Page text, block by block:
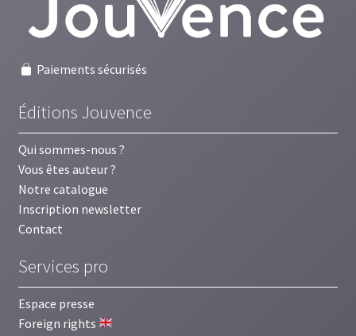
Paiements sécurisés
Éditions Jouvence
Qui sommes-nous ?
Vous êtes auteur ?
Notre catalogue
Inscription newsletter
Contact
Services pro
Espace presse
Foreign rights